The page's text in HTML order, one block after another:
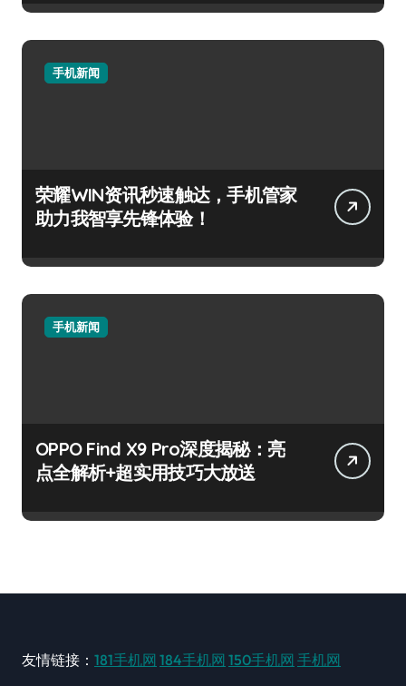
手机新闻
荣耀WIN资讯秒速触达，手机管家
助力我智享先锋体验！
手机新闻
OPPO Find X9 Pro深度揭秘：亮
点全解析+超实用技巧大放送
友情链接： 181手机网 184手机网 150手机网 手机网